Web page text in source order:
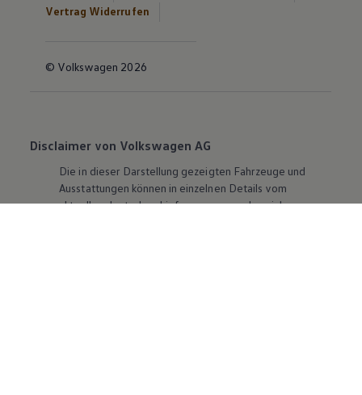
Vertrag Widerrufen
© Volkswagen 2026
Disclaimer von Volkswagen AG
Die in dieser Darstellung gezeigten Fahrzeuge und
Ausstattungen können in einzelnen Details vom
aktuellen deutschen Lieferprogramm abweichen.